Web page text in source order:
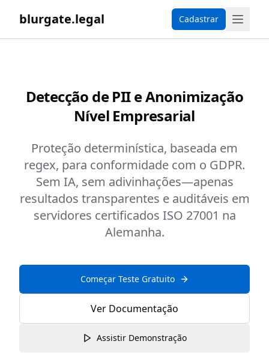
blurgate.legal Cadastrar
Detecção de PII e Anonimização
Nível Empresarial
Proteção determinística, baseada em
regex, para conformidade com o GDPR.
Sem IA, sem adivinhações—apenas
resultados transparentes e auditáveis em
servidores certificados ISO 27001 na
Alemanha.
Começar Teste Gratuito
Ver Documentação
Assistir Demonstração